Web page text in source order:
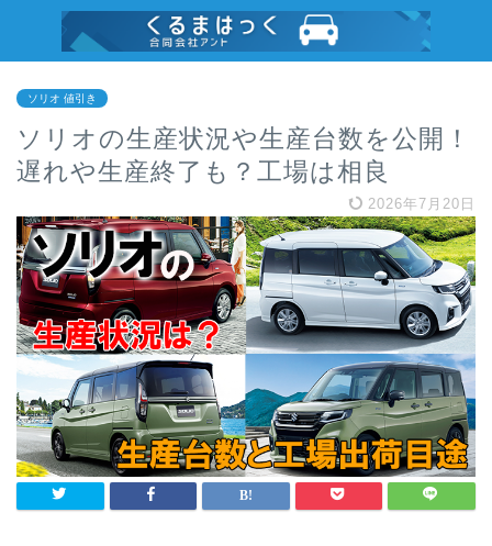
ソリオ 値引き
ソリオの生産状況や生産台数を公開！
遅れや生産終了も？工場は相良
2026年7月20日